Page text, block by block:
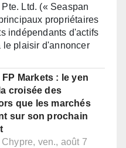
Ltd. (« Seaspan
propriétaires
indépendants d'actifs
le plaisir d'annoncer
Markets : le yen
croisée des
que les marchés
sur son prochain
Chypre, ven., août 7